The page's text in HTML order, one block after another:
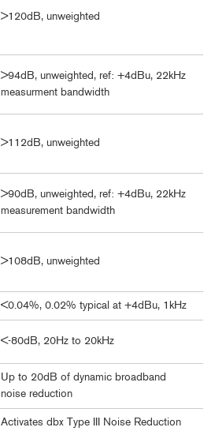
>120dB, unweighted
>94dB, unweighted, ref: +4dBu, 22kHz
measurment bandwidth
>112dB, unweighted
>90dB, unweighted, ref: +4dBu, 22kHz
measurement bandwidth
>108dB, unweighted
<0.04%, 0.02% typical at +4dBu, 1kHz
<-80dB, 20Hz to 20kHz
Up to 20dB of dynamic broadband
noise reduction
Activates dbx Type III Noise Reduction